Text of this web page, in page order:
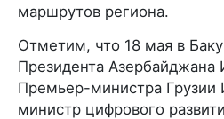
маршрутов региона.
Отметим, что 18 мая в
Президента Азербайджана
Премьер-министра Грузии
министр цифрового